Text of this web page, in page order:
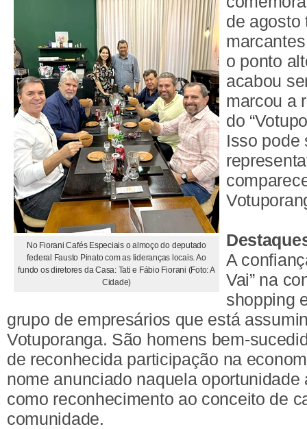
No Fiorani Cafés Especiais o almoço do deputado
federal Fausto Pinato com as lideranças locais. Ao
fundo os diretores da Casa: Tati e Fábio Fiorani (Foto: A
Cidade)
de agosto
o ponto
acabou
marcou a
do
Isso pode
A
Vai” na
shopping
grupo de empresários que está
Votuporanga. São homens bem-
de reconhecida participação na
nome anunciado naquela
como reconhecimento ao conceito de
comunidade.